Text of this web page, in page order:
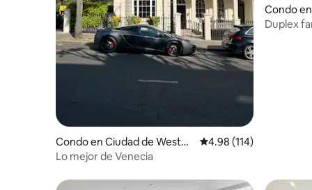
Condo en Ciudad de Westmi
nster
Calificación promedio:
4.98 (114)
Lo mejor de Venecia
Condo
Duplex